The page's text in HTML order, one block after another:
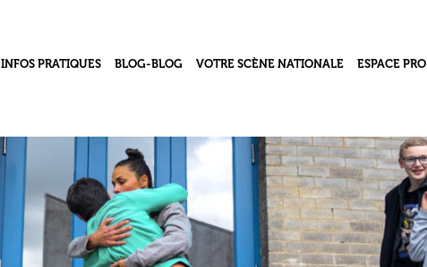
INFOS PRATIQUES
Accessibilité Handicap
Ma classe au théâtre
BLOG-BLOG
Vidéothèque
VOTRE SCÈNE NATIONALE
Le Réseau des 1000 plateaux
ESPACE PRO